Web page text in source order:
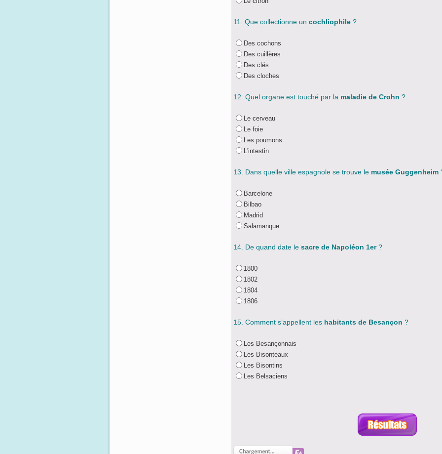
11. Que collectionne un cochliophile ?
Des cochons
Des cuillères
Des clés
Des cloches
12. Quel organe est touché par la maladie de Crohn ?
Le cerveau
Le foie
Les poumons
L'intestin
13. Dans quelle ville espagnole se trouve le musée Guggenheim
Barcelone
Bilbao
Madrid
Salamanque
14. De quand date le sacre de Napoléon 1er?
1800
1802
1804
1806
15. Comment s’appellent les habitants de Besançon ?
Les Besançonnais
Les Bisonteaux
Les Bisontins
Les Belsaciens